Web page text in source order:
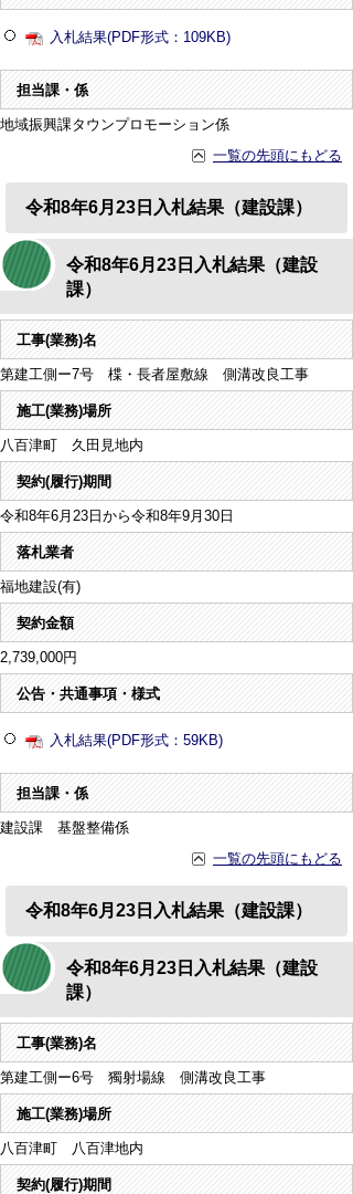
入札結果(PDF形式：109KB)
担当課・係
地域振興課タウンプロモーション係
一覧の先頭にもどる
令和8年6月23日入札結果（建設課）
令和8年6月23日入札結果（建設
課）
工事(業務)名
第建工側ー7号 楪・長者屋敷線 側溝改良工事
施工(業務)場所
八百津町 久田見地内
契約(履行)期間
令和8年6月23日から令和8年9月30日
落札業者
福地建設(有)
契約金額
2,739,000円
公告・共通事項・様式
入札結果(PDF形式：59KB)
担当課・係
建設課 基盤整備係
一覧の先頭にもどる
令和8年6月23日入札結果（建設課）
令和8年6月23日入札結果（建設
課）
工事(業務)名
第建工側ー6号 獨射場線 側溝改良工事
施工(業務)場所
八百津町 八百津地内
契約(履行)期間